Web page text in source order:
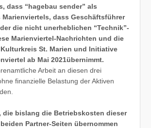
dass “hagebau sender” als
Marienviertels, dass Geschäftsführer
die nicht unerheblichen “Technik”-
Marienviertel-Nachrichten und die
St. Marien und Initiative
ab Mai 2021übernimmt.
Arbeit an diesen drei
finanzielle Belastung der Aktiven
die bislang die Betriebskosten dieser
Partner-Seiten übernommen